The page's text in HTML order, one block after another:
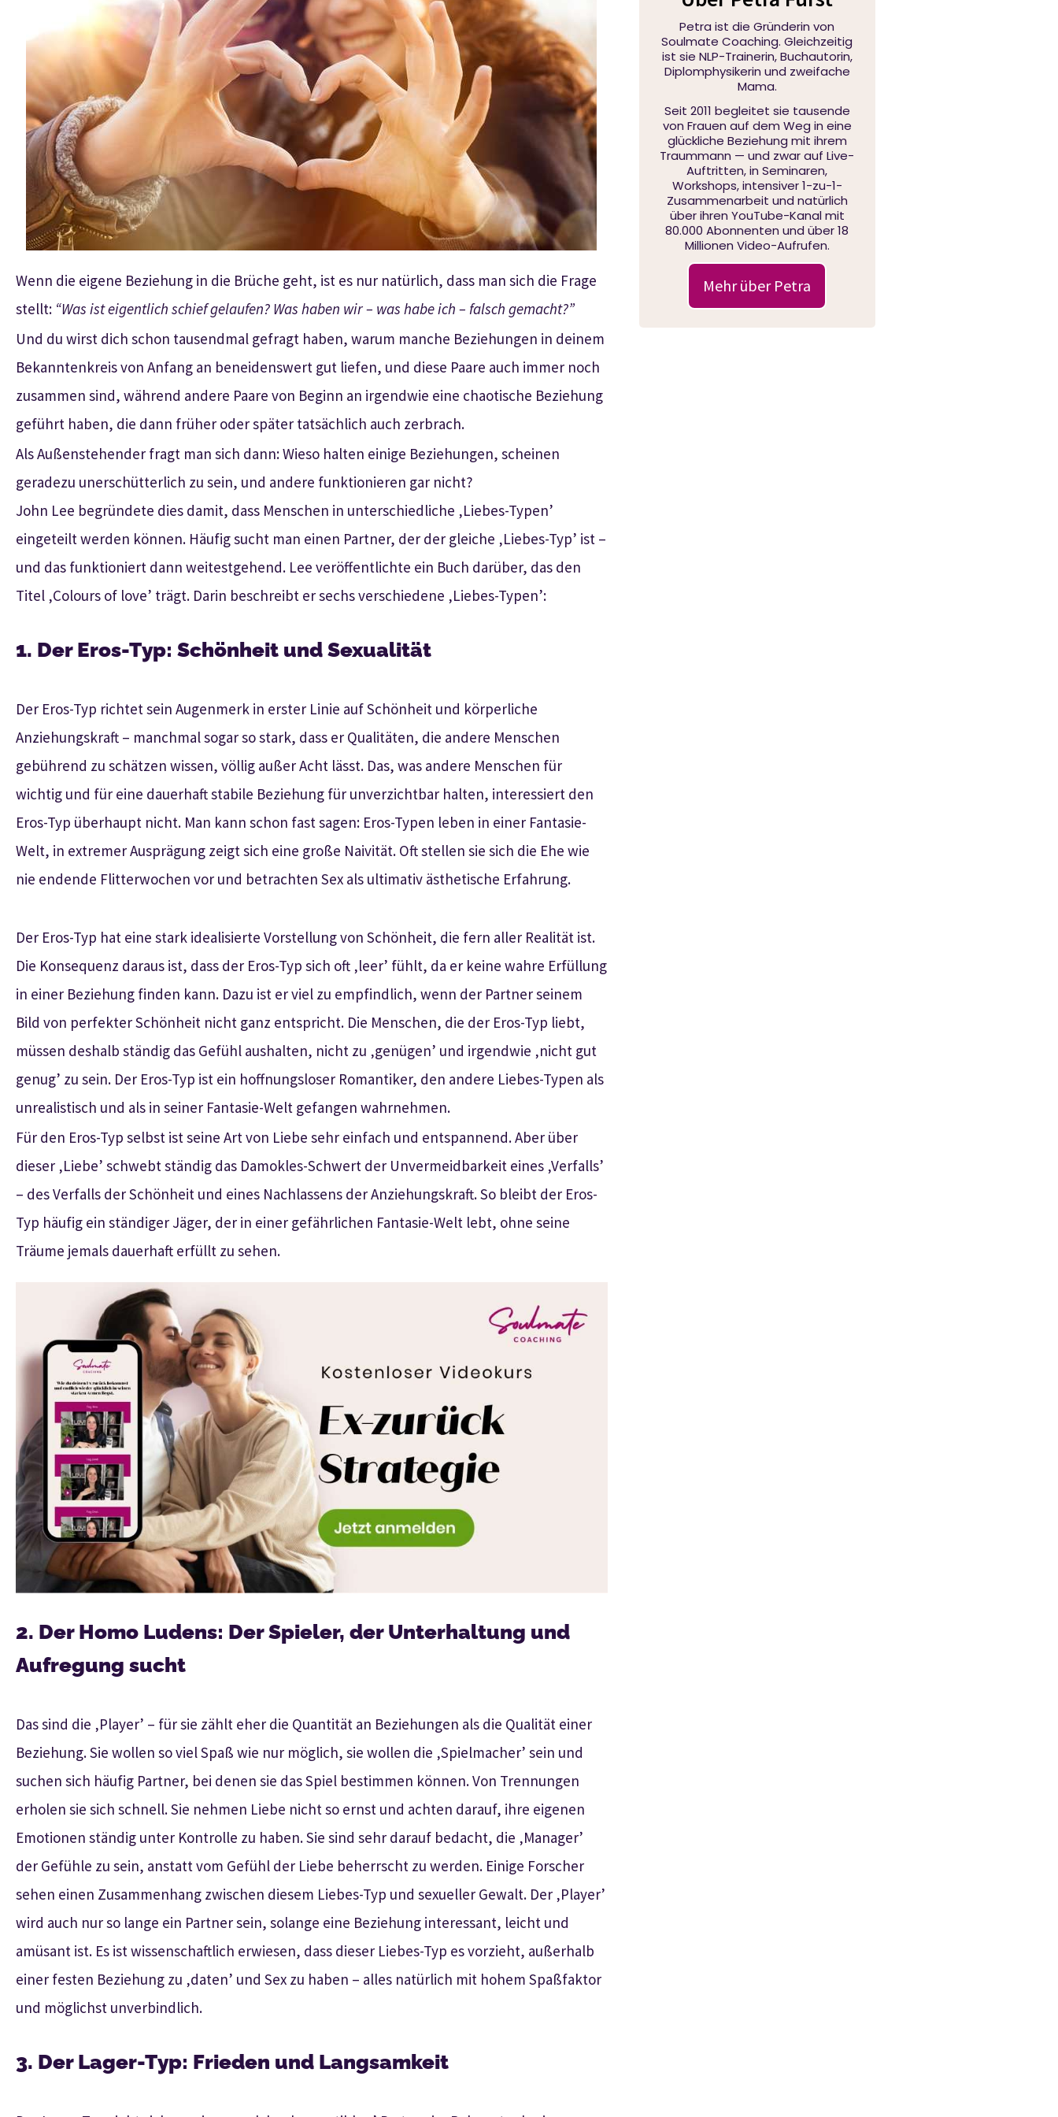
Wenn die eigene Beziehung in die Brüche geht, ist es nur natürlich, dass man sich die Frage
stellt: “Was ist eigentlich schief gelaufen? Was haben wir – was habe ich – falsch gemacht?”
Und du wirst dich schon tausendmal gefragt haben, warum manche Beziehungen in deinem
Bekanntenkreis von Anfang an beneidenswert gut liefen, und diese Paare auch immer noch
zusammen sind, während andere Paare von Beginn an irgendwie eine chaotische Beziehung
geführt haben, die dann früher oder später tatsächlich auch zerbrach.
Als Außenstehender fragt man sich dann: Wieso halten einige Beziehungen, scheinen
geradezu unerschütterlich zu sein, und andere funktionieren gar nicht?
John Lee begründete dies damit, dass Menschen in unterschiedliche ‚Liebes-Typen’
eingeteilt werden können. Häufig sucht man einen Partner, der der gleiche ‚Liebes-Typ’ ist –
und das funktioniert dann weitestgehend. Lee veröffentlichte ein Buch darüber, das den
Titel ‚Colours of love’ trägt. Darin beschreibt er sechs verschiedene ‚Liebes-Typen’:
1. Der Eros-Typ: Schönheit und Sexualität
Der Eros-Typ richtet sein Augenmerk in erster Linie auf Schönheit und körperliche
Anziehungskraft – manchmal sogar so stark, dass er Qualitäten, die andere Menschen
gebührend zu schätzen wissen, völlig außer Acht lässt. Das, was andere Menschen für
wichtig und für eine dauerhaft stabile Beziehung für unverzichtbar halten, interessiert den
Eros-Typ überhaupt nicht. Man kann schon fast sagen: Eros-Typen leben in einer Fantasie-
Welt, in extremer Ausprägung zeigt sich eine große Naivität. Oft stellen sie sich die Ehe wie
nie endende Flitterwochen vor und betrachten Sex als ultimativ ästhetische Erfahrung.
Der Eros-Typ hat eine stark idealisierte Vorstellung von Schönheit, die fern aller Realität ist.
Die Konsequenz daraus ist, dass der Eros-Typ sich oft ‚leer’ fühlt, da er keine wahre Erfüllung
in einer Beziehung finden kann. Dazu ist er viel zu empfindlich, wenn der Partner seinem
Bild von perfekter Schönheit nicht ganz entspricht. Die Menschen, die der Eros-Typ liebt,
müssen deshalb ständig das Gefühl aushalten, nicht zu ‚genügen’ und irgendwie ‚nicht gut
genug’ zu sein. Der Eros-Typ ist ein hoffnungsloser Romantiker, den andere Liebes-Typen als
unrealistisch und als in seiner Fantasie-Welt gefangen wahrnehmen.
Für den Eros-Typ selbst ist seine Art von Liebe sehr einfach und entspannend. Aber über
dieser ‚Liebe’ schwebt ständig das Damokles-Schwert der Unvermeidbarkeit eines ‚Verfalls’
– des Verfalls der Schönheit und eines Nachlassens der Anziehungskraft. So bleibt der Eros-
Typ häufig ein ständiger Jäger, der in einer gefährlichen Fantasie-Welt lebt, ohne seine
Träume jemals dauerhaft erfüllt zu sehen.
2. Der Homo Ludens: Der Spieler, der Unterhaltung und
Aufregung sucht
Das sind die ‚Player’ – für sie zählt eher die Quantität an Beziehungen als die Qualität einer
Beziehung. Sie wollen so viel Spaß wie nur möglich, sie wollen die ‚Spielmacher’ sein und
suchen sich häufig Partner, bei denen sie das Spiel bestimmen können. Von Trennungen
erholen sie sich schnell. Sie nehmen Liebe nicht so ernst und achten darauf, ihre eigenen
Emotionen ständig unter Kontrolle zu haben. Sie sind sehr darauf bedacht, die ‚Manager’
der Gefühle zu sein, anstatt vom Gefühl der Liebe beherrscht zu werden. Einige Forscher
sehen einen Zusammenhang zwischen diesem Liebes-Typ und sexueller Gewalt. Der ‚Player’
wird auch nur so lange ein Partner sein, solange eine Beziehung interessant, leicht und
amüsant ist. Es ist wissenschaftlich erwiesen, dass dieser Liebes-Typ es vorzieht, außerhalb
einer festen Beziehung zu ‚daten’ und Sex zu haben – alles natürlich mit hohem Spaßfaktor
und möglichst unverbindlich.
3. Der Lager-Typ: Frieden und Langsamkeit
Petra ist die Gründerin von
Soulmate Coaching. Gleichzeitig
ist sie NLP-Trainerin, Buchautorin,
Diplomphysikerin und zweifache
Mama.
Seit 2011 begleitet sie tausende
von Frauen auf dem Weg in eine
glückliche Beziehung mit ihrem
Traummann — und zwar auf Live-
Auftritten, in Seminaren,
Workshops, intensiver 1-zu-1-
Zusammenarbeit und natürlich
über ihren YouTube-Kanal mit
80.000 Abonnenten und über 18
Millionen Video-Aufrufen.
Mehr über Petra